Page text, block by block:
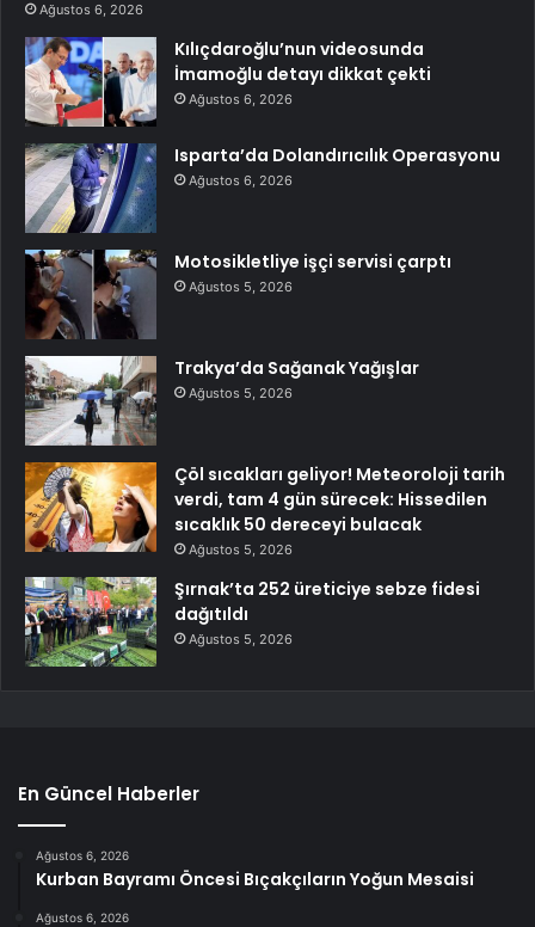
Ağustos 6, 2026
Kılıçdaroğlu’nun videosunda
İmamoğlu detayı dikkat çekti
Ağustos 6, 2026
Isparta’da Dolandırıcılık Operasyonu
Ağustos 6, 2026
Motosikletliye işçi servisi çarptı
Ağustos 5, 2026
Trakya’da Sağanak Yağışlar
Ağustos 5, 2026
Çöl sıcakları geliyor! Meteoroloji tarih
verdi, tam 4 gün sürecek: Hissedilen
sıcaklık 50 dereceyi bulacak
Ağustos 5, 2026
Şırnak’ta 252 üreticiye sebze fidesi
dağıtıldı
Ağustos 5, 2026
En Güncel Haberler
Ağustos 6, 2026
Kurban Bayramı Öncesi Bıçakçıların Yoğun Mesaisi
Ağustos 6, 2026